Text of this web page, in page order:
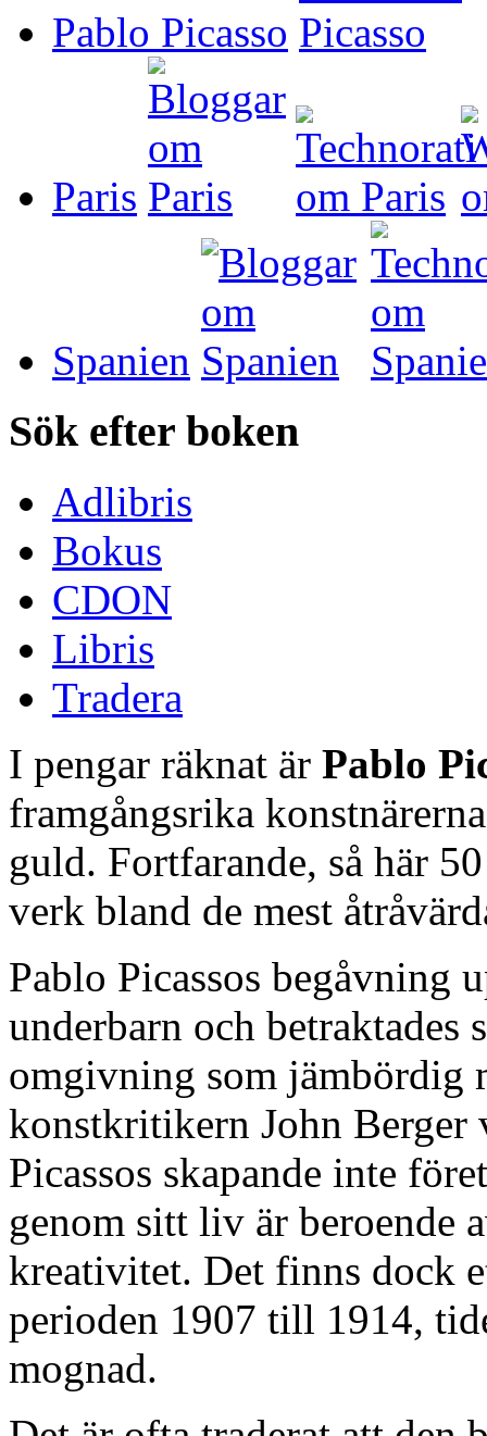
Pablo Picasso
Paris
Spanien
Sök efter boken
Adlibris
Bokus
CDON
Libris
Tradera
I pengar räknat är Pablo
framgångsrika
guld. Fortfarande, så här
verk bland de mest
Pablo Picassos begåvning
underbarn och
omgivning som jämbördig
konstkritikern John Berger
Picassos skapande inte
genom sitt liv är beroende
kreativitet. Det finns dock
perioden 1907 till 1914,
mognad.